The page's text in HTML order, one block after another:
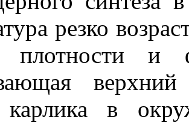
резко
плотности и
карлика в